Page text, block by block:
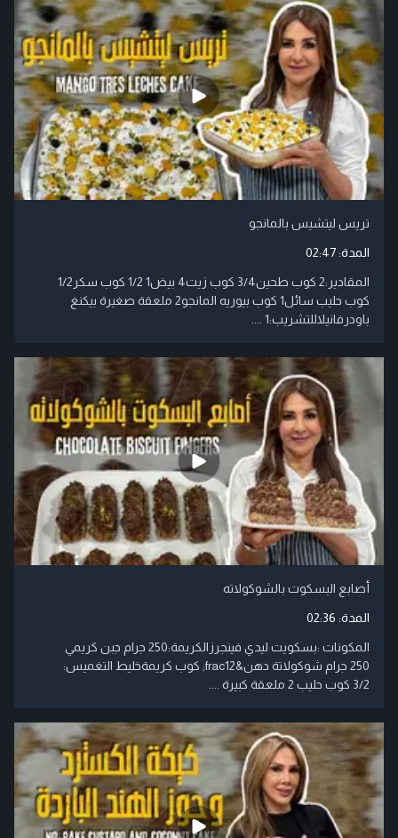
تريس ليتشيس بالمانجو
المدة:02:47
​المقادير:​2 كوب طحين​3/4 كوب زيت​4 بيض​1 1/2 كوب سكر​1/2
كوب حليب سائل​1 كوب بيوريه المانجو​2 ملعقة صغيرة بيكنغ
باودر​فانيلا​للتشريب:​1 ....
أصابع البسكوت بالشوكولاته
المدة: 02:36
3/2 كوب حليب 2 ملعقة كبيرة ....